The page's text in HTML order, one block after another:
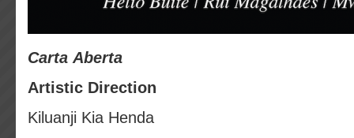
Carta Aberta
Artistic Direction
Kiluanji Kia Henda